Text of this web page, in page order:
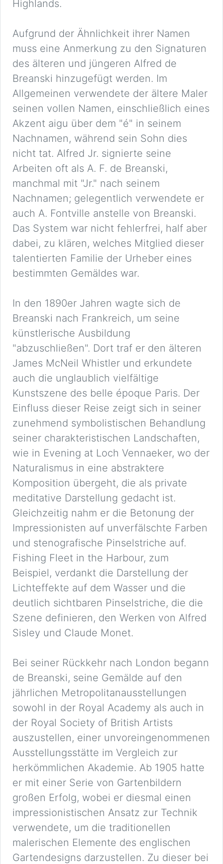
Highlands.
Aufgrund der Ähnlichkeit ihrer Namen
muss eine Anmerkung zu den Signaturen
des älteren und jüngeren Alfred de
Breanski hinzugefügt werden. Im
Allgemeinen verwendete der ältere Maler
seinen vollen Namen, einschließlich eines
Akzent aigu über dem "é" in seinem
Nachnamen, während sein Sohn dies
nicht tat. Alfred Jr. signierte seine
Arbeiten oft als A. F. de Breanski,
manchmal mit "Jr." nach seinem
Nachnamen; gelegentlich verwendete er
auch A. Fontville anstelle von Breanski.
Das System war nicht fehlerfrei, half aber
dabei, zu klären, welches Mitglied dieser
talentierten Familie der Urheber eines
bestimmten Gemäldes war.
In den 1890er Jahren wagte sich de
Breanski nach Frankreich, um seine
künstlerische Ausbildung
"abzuschließen". Dort traf er den älteren
James McNeil Whistler und erkundete
auch die unglaublich vielfältige
Kunstszene des belle époque Paris. Der
Einfluss dieser Reise zeigt sich in seiner
zunehmend symbolistischen Behandlung
seiner charakteristischen Landschaften,
wie in Evening at Loch Vennaeker, wo der
Naturalismus in eine abstraktere
Komposition übergeht, die als private
meditative Darstellung gedacht ist.
Gleichzeitig nahm er die Betonung der
Impressionisten auf unverfälschte Farben
und stenografische Pinselstriche auf.
Fishing Fleet in the Harbour, zum
Beispiel, verdankt die Darstellung der
Lichteffekte auf dem Wasser und die
deutlich sichtbaren Pinselstriche, die die
Szene definieren, den Werken von Alfred
Sisley und Claude Monet.
Bei seiner Rückkehr nach London begann
de Breanski, seine Gemälde auf den
jährlichen Metropolitanausstellungen
sowohl in der Royal Academy als auch in
der Royal Society of British Artists
auszustellen, einer unvoreingenommenen
Ausstellungsstätte im Vergleich zur
herkömmlichen Akademie. Ab 1905 hatte
er mit einer Serie von Gartenbildern
großen Erfolg, wobei er diesmal einen
impressionistischen Ansatz zur Technik
verwendete, um die traditionellen
malerischen Elemente des englischen
Gartendesigns darzustellen. Zu dieser bei